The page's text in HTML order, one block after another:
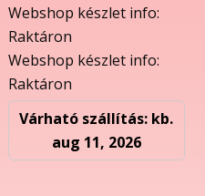
Webshop készlet info:
Raktáron
Webshop készlet info:
Raktáron
Várható szállítás: kb.
aug 11, 2026